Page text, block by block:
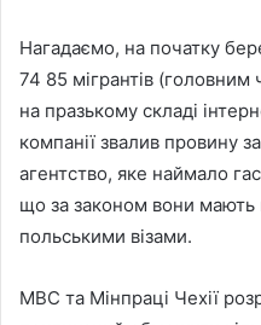
Нагадаємо, на початку
74 85 мігрантів (головним
на празькому складі
компанії звалив провину
агентство, яке наймало
що за законом вони мають
польськими візами.
МВС та Мінпраці Чехії